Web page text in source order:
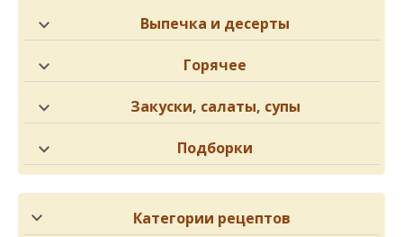
Выпечка и десерты
Горячее
Закуски, салаты, супы
Подборки
Категории рецептов